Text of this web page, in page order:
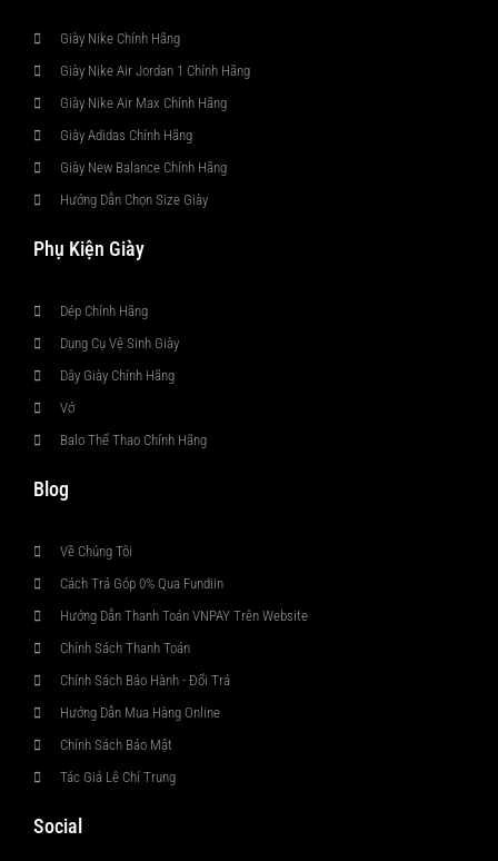
Giày Nike Chính Hãng
Giày Nike Air Jordan 1 Chính Hãng
Giày Nike Air Max Chính Hãng
Giày Adidas Chính Hãng
Giày New Balance Chính Hãng
Hướng Dẫn Chọn Size Giày
Phụ Kiện Giày
Dép Chính Hãng
Dụng Cụ Vệ Sinh Giày
Dây Giày Chính Hãng
Vớ
Balo Thể Thao Chính Hãng
Blog
Về Chúng Tôi
Cách Trả Góp 0% Qua Fundiin
Hướng Dẫn Thanh Toán VNPAY Trên Website
Chính Sách Thanh Toán
Chính Sách Bảo Hành - Đổi Trả
Hướng Dẫn Mua Hàng Online
Chính Sách Bảo Mật
Tác Giả Lê Chí Trung
Social